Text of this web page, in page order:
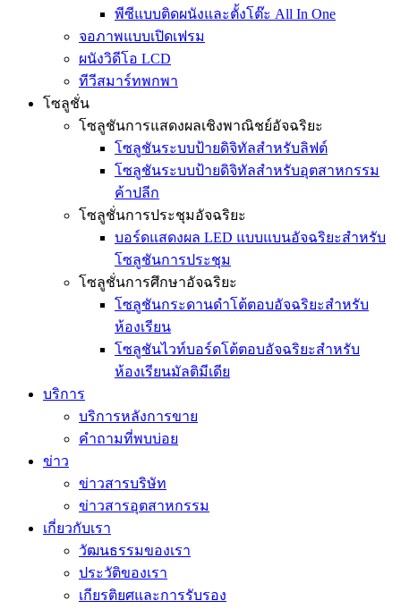
พีซีแบบติดผนังและตั้งโต๊ะ All In One
จอภาพแบบเปิดเฟรม
ผนังวิดีโอ LCD
ทีวีสมาร์ทพกพา
โซลูชั่น
โซลูชันการแสดงผลเชิงพาณิชย์อัจฉริยะ
โซลูชันระบบป้ายดิจิทัลสำหรับลิฟต์
โซลูชันระบบป้ายดิจิทัลสำหรับอุตสาหกรรม
ค้าปลีก
โซลูชั่นการประชุมอัจฉริยะ
บอร์ดแสดงผล LED แบบแบนอัจฉริยะสำหรับ
โซลูชันการประชุม
โซลูชั่นการศึกษาอัจฉริยะ
โซลูชันกระดานดำโต้ตอบอัจฉริยะสำหรับ
ห้องเรียน
โซลูชันไวท์บอร์ดโต้ตอบอัจฉริยะสำหรับ
ห้องเรียนมัลติมีเดีย
บริการ
บริการหลังการขาย
คำถามที่พบบ่อย
ข่าว
ข่าวสารบริษัท
ข่าวสารอุตสาหกรรม
เกี่ยวกับเรา
วัฒนธรรมของเรา
ประวัติของเรา
เกียรติยศและการรับรอง